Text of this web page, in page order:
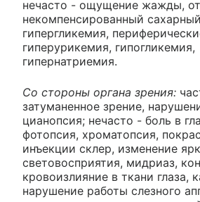
нечасто - ощущение жажды,
некомпенсированный
гипергликемия,
гиперурикемия, гипогликемия,
гипернатриемия.
Со стороны органа зрения:
затуманенное зрение,
цианопсия; нечасто - боль в
фотопсия, хроматопсия,
инъекции склер, изменение
световосприятия, мидриаз,
кровоизлияние в ткани глаза,
нарушение работы слезного